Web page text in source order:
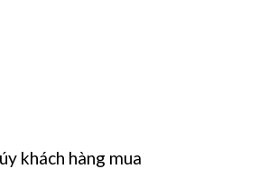
khách hàng mua